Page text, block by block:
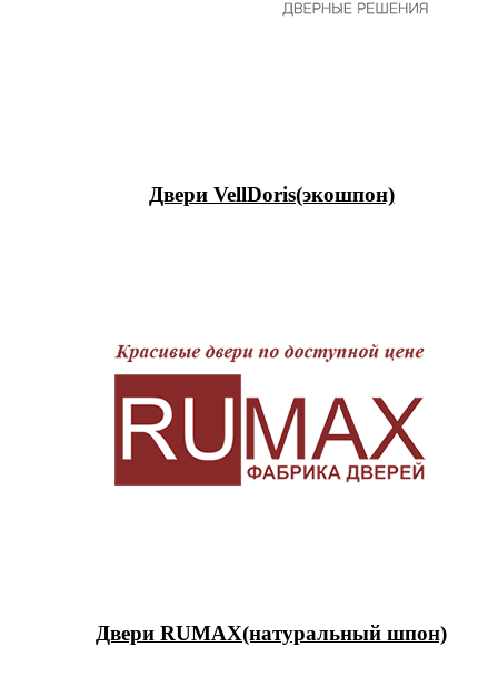
Двери VellDoris(экошпон)
Двери RUMAX(натуральный шпон)